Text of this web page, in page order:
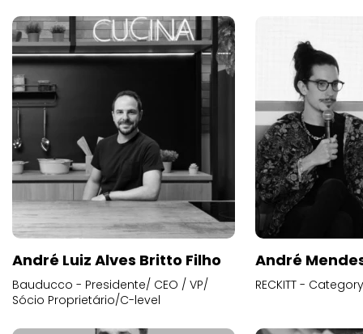
André Luiz Alves Britto Filho
Bauducco - Presidente/ CEO / VP/
Sócio Proprietário/C-level
André
RECKITT -